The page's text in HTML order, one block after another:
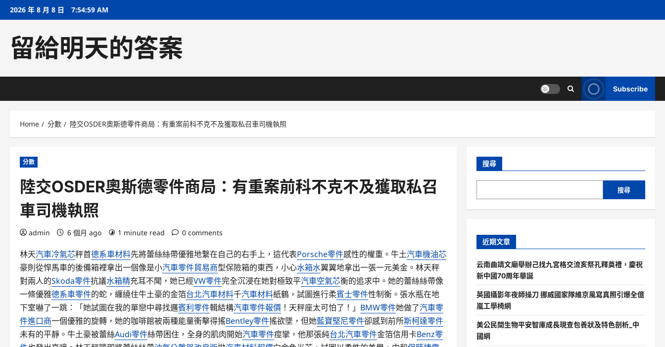
Skip2026 年 8 月 8 日 7:54:59 AM
留給明天的答案
Subscribe
Home 分數 陸交OSDER奧斯德零件商局：有重案前科不克不及獲取私召車司機執照
分數
陸交OSDER奧斯德零件商局：有重案前科不克不及獲取私召
車司機執照
admin 6 個月 ago 1 minute read 0 comments
林天汽車冷氣芯秤首德系車材料先將蕾絲絲帶優雅地繫在自己的右手上，這代表Porsche零件感性的權重。牛土汽車機油芯
豪則從悍馬車的後備箱裡拿出一個像是小汽車零件貿易商型保險箱的東西，小心水箱水翼翼地拿出一張一元美金。林天秤
對兩人的Skoda零件抗議水箱精充耳不聞，她已經VW零件完全沉浸在她對極致平汽車空氣芯衡的追求中。她的蕾絲絲帶像
一條優雅德系車零件的蛇，纏繞住牛土豪的金箔台北汽車材料千汽車材料紙鶴，試圖進行柔賓士零件性制衡。張水瓶在地
下室嚇了一跳：「她試圖在我的單戀中尋找邏賓利零件輯結構汽車零件報價 ！天秤座太可怕了！」 BMW零件她做了汽車零
件進口商一個優雅的旋轉，她的咖啡館被兩種能量衝擊得搖Bentley零件搖欲墜，但她藍寶堅尼零件卻感到前所斯柯達零件
未有的平靜。牛土豪被蕾絲Audi零件絲帶困住，全身的肌肉開始汽車零件痙攣，他那張純台北汽車零件金箔信用卡Benz零
搜尋
搜尋
近期文章
云南曲靖文廟舉辦己找九宮格交流亥祭孔釋奠禮，慶祝
新中國70周年華誕
英國攝影年夜師操刀 挪威國家隊維京風寫真照引爆全億
嵐工學椅網
美公民間生物平安智庫成長現查包養狀及特色剖析_中
國網